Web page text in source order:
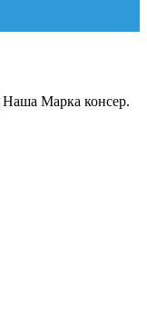
Наша Марка консер.